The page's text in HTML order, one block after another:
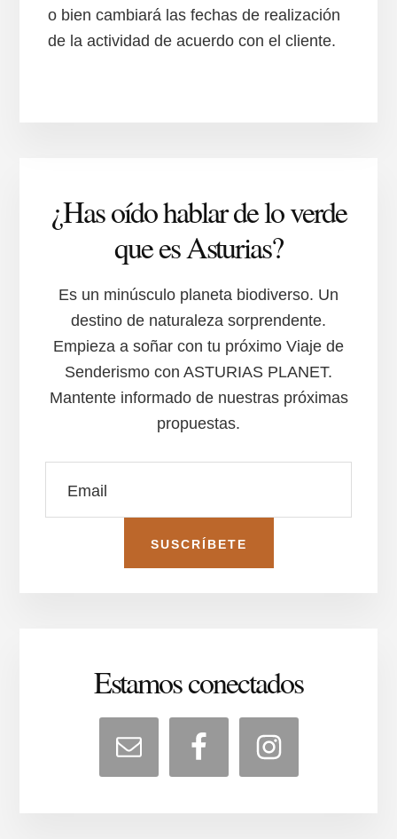
o bien cambiará las fechas de realización
de la actividad de acuerdo con el cliente.
¿Has oído hablar de lo verde
que es Asturias?
Es un minúsculo planeta biodiverso. Un
destino de naturaleza sorprendente.
Empieza a soñar con tu próximo Viaje de
Senderismo con ASTURIAS PLANET.
Mantente informado de nuestras próximas
propuestas.
Estamos conectados